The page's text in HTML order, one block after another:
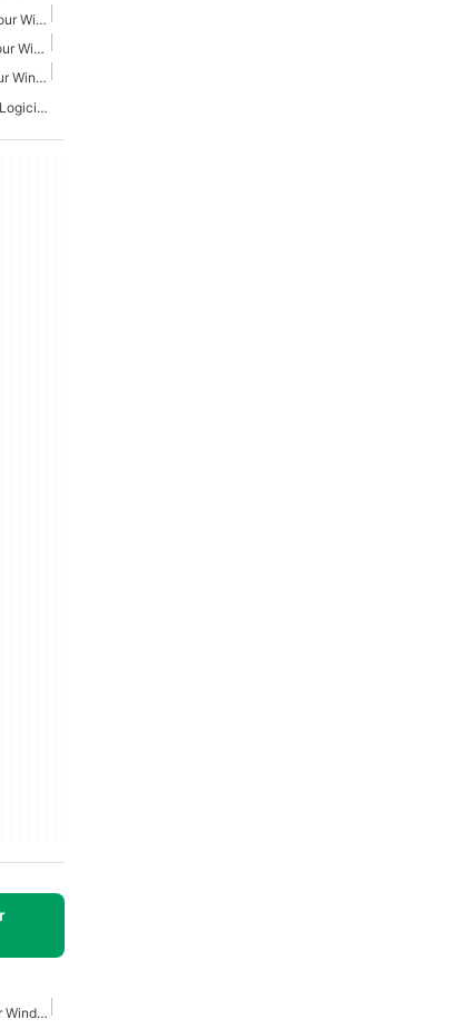
Microsoft Defender Antivirus Pour Windows
Protection Antivirus Gratuite Pour Windows
Protection Contre Les Virus Pour Windows
Protection Gratuite Contre Les Logiciels Malveillants Pour Windows
Nettoyeur De Virus Gratuit Pour Windows